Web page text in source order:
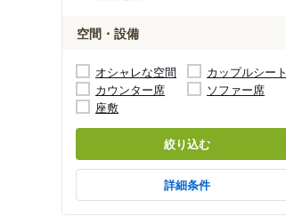
空間・設備
オシャレな空間
カップルシート
カウンター席
ソファー席
座敷
絞り込む
詳細条件